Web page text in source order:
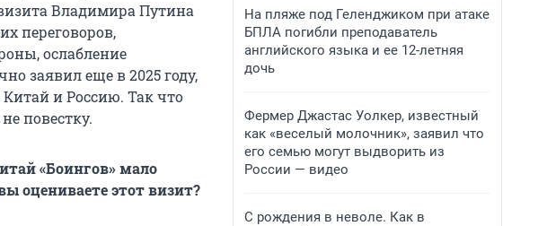
Владимира Путина
переговоров,
ослабление
заявил еще в 2025 году,
и Россию. Так что
повестку.
«Боингов» мало
оцениваете этот визит?
На пляже под Геленджиком при атаке
БПЛА погибли преподаватель
английского языка и ее 12-летняя
дочь
Фермер Джастас Уолкер, известный
как «веселый молочник», заявил что
его семью могут выдворить из
России — видео
С рождения в неволе. Как в